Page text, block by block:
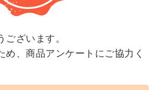
ございます。
め、商品アンケートにご協力く